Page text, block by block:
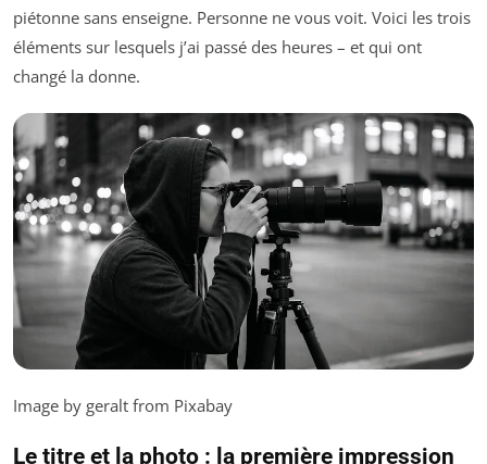
piétonne sans enseigne. Personne ne vous voit. Voici les trois
éléments sur lesquels j’ai passé des heures – et qui ont
changé la donne.
Image by geralt from Pixabay
Le titre et la photo : la première impression